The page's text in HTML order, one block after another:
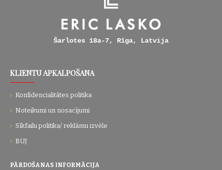
Šarlotes 18a-7, Rīga, Latvija
KLIENTU APKALPOŠANA
Konfidencialitātes politika
Noteikumi un nosacījumi
Sīkfailu politika/ reklāmu izvēle
BUJ
PĀRDOŠANAS INFORMĀCIJA